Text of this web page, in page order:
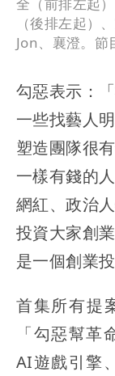
（後排左起）
Jon、襄澄。節
勾惡表示：
一些找藝人
塑造團隊很
一樣有錢的
網紅、政治
投資大家創
是一個創業
首集所有提
「勾惡幫
AI遊戲引擎